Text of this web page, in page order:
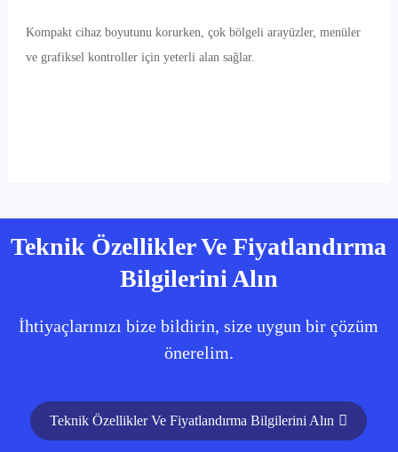
Kompakt cihaz boyutunu korurken, çok bölgeli arayüzler, menüler
ve grafiksel kontroller için yeterli alan sağlar.
Teknik Özellikler Ve Fiyatlandırma
Bilgilerini Alın
İhtiyaçlarınızı bize bildirin, size uygun bir çözüm
önerelim.
Teknik Özellikler Ve Fiyatlandırma Bilgilerini Alın